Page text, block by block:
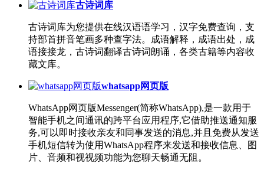
古诗词库
古诗词库为您提供在线汉语语学习，汉字免费查询，支
持部首拼音笔画多种查字法。成语解释，成语出处，成
语接接龙，古诗词翻译古诗词朗诵，各类古籍等内容收
藏文库。
whatsapp网页版
WhatsApp网页版Messenger(简称WhatsApp),是一款用于
智能手机之间通讯的跨平台应用程序,它借助推送通知服
务,可以即时接收亲友和同事发送的消息,并且免费从发送
手机短信转为使用WhatsApp程序来发送和接收信息、图
片、音频和视视频功能为您聊天畅通无阻。